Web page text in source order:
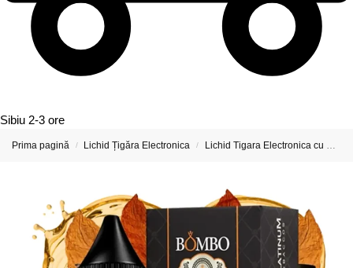
Sibiu 2-3 ore
Prima pagină / Lichid Țigăra Electronica / Lichid Tigara Electronica cu Nicotina